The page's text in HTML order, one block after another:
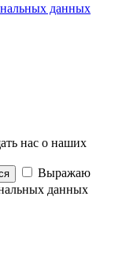
данных
нас о наших
Выражаю
данных